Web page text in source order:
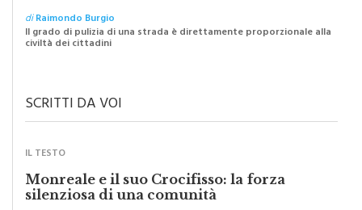
diRaimondo Burgio
Il grado di pulizia di una strada è direttamente proporzionale alla
civiltà dei cittadini
SCRITTI DA VOI
IL TESTO
Monreale e il suo Crocifisso: la forza
silenziosa di una comunità